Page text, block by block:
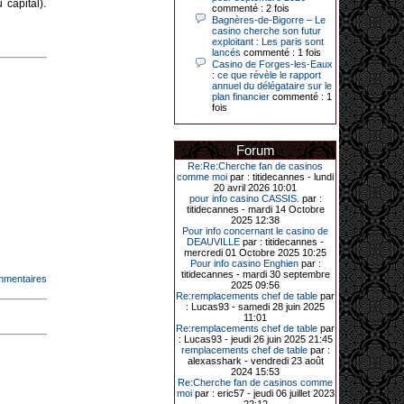
capital).
Le plus gros gain gagné depuis plus
de 20 ans dans l’établissement.
31-03-2026|
Série de jackpots au casino JOA de
Gujan-Mestras : ce mois de mars a
été fructueux pour quelques
joueurs. D’abord avec 44 207 euros
une machine à sous pour une mise
initiale de 5,28 €. Puis quelques
jours plus tard, le vendredi 27 mars,
un joueur a décroché 12 086 euros
sur une autre machine à sous.
Enfin, troisième et dernier jackpot,
record cette fois-ci, le samedi 28
mars dernier. Quelque 111 322
euros ont été remportés sur la table
d’Ultimate Texas Hold’em Poker,
grâce à une mise de 5 euros sur la
case bonus et une quinte flush
royale. Ces gains ont été annoncés
dans un communiqué diffusé par le
casino ce lundi 30 mars en soirée.
11-01-2026|
Dimanche 11 janvier, en soirée, une
cliente retraitée de 78 ans, habitant
Trémuson, a eu l’énorme surprise
commenté : 2 fois
Bagnères-de-Bigorre – Le
casino cherche son futur
exploitant : Les paris sont
lancés commenté : 1 fois
Casino de Forges-les-Eaux
: ce que révèle le rapport
annuel du délégataire sur le
plan financier commenté : 1
fois
Forum
Re:Re:Cherche fan de casinos
comme moi par : titidecannes - lundi
20 avril 2026 10:01
pour info casino CASSIS. par :
titidecannes - mardi 14 Octobre
2025 12:38
Pour info concernant le casino de
DEAUVILLE par : titidecannes -
mercredi 01 Octobre 2025 10:25
Pour info casino Enghienpar :
titidecannes - mardi 30 septembre
2025 09:56
Re:remplacements chef de table par
: Lucas93 - samedi 28 juin 2025
11:01
Re:remplacements chef de table par
: Lucas93 - jeudi 26 juin 2025 21:45
remplacements chef de tablepar :
alexasshark - vendredi 23 août
2024 15:53
Re:Cherche fan de casinos comme
moipar : eric57 - jeudi 06 juillet 2023